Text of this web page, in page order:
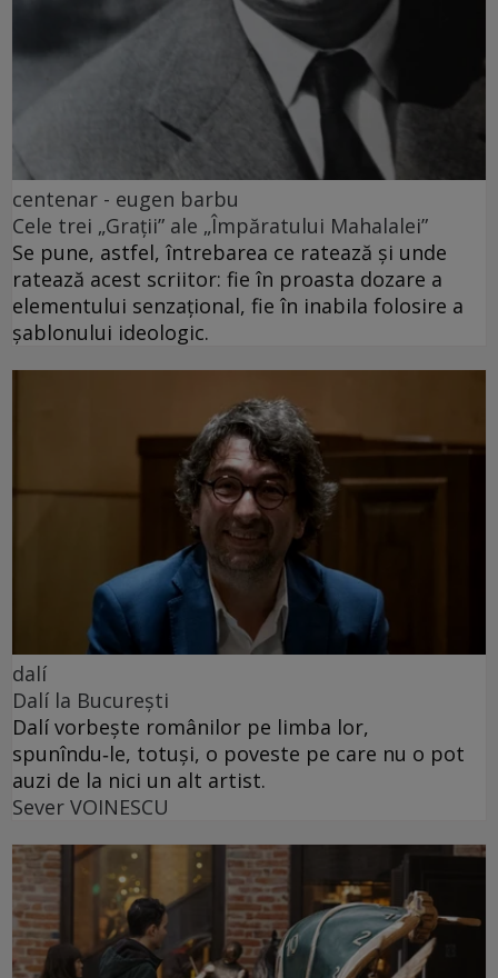
centenar - eugen barbu
Cele trei „Grații” ale „Împăratului Mahalalei”
Se pune, astfel, întrebarea ce ratează și unde
ratează acest scriitor: fie în proasta dozare a
elementului senzațional, fie în inabila folosire a
șablonului ideologic.
dalí
Dalí la București
Dalí vorbește românilor pe limba lor,
spunîndu‑le, totuși, o poveste pe care nu o pot
auzi de la nici un alt artist.
Sever VOINESCU